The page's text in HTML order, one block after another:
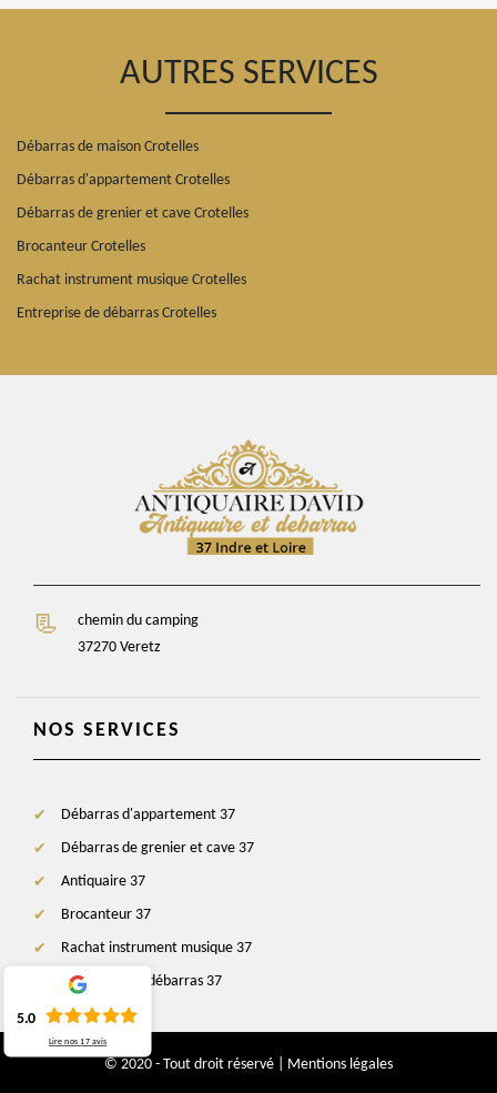
AUTRES SERVICES
Débarras de maison Crotelles
Débarras d'appartement Crotelles
Débarras de grenier et cave Crotelles
Brocanteur Crotelles
Rachat instrument musique Crotelles
Entreprise de débarras Crotelles
chemin du camping
37270 Veretz
NOS SERVICES
Débarras d'appartement 37
Débarras de grenier et cave 37
Antiquaire 37
Brocanteur 37
Rachat instrument musique 37
Entreprise de débarras 37
© 2020 - Tout droit réservé | Mentions légales
5.0
Lire nos17 avis